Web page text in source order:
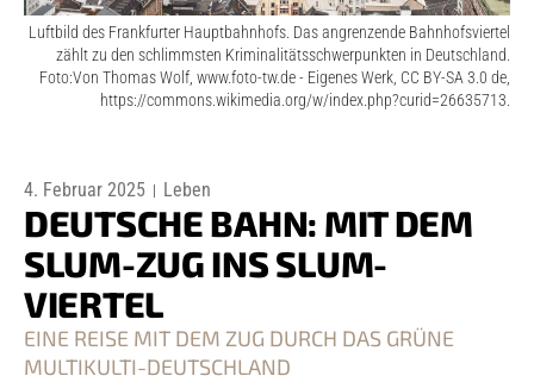
Luftbild des Frankfurter Hauptbahnhofs. Das angrenzende Bahnhofsviertel
zählt zu den schlimmsten Kriminalitätsschwerpunkten in Deutschland.
Foto:Von Thomas Wolf, www.foto-tw.de - Eigenes Werk, CC BY-SA 3.0 de,
https://commons.wikimedia.org/w/index.php?curid=26635713.
4. Februar 2025 Leben
DEUTSCHE BAHN: MIT DEM
SLUM-ZUG INS SLUM-
VIERTEL
EINE REISE MIT DEM ZUG DURCH DAS GRÜNE
MULTIKULTI-DEUTSCHLAND